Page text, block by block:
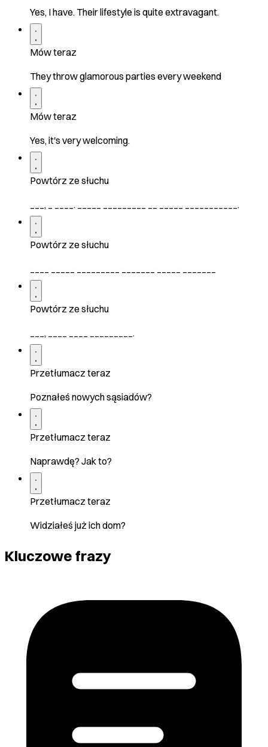
Yes, I have. Their lifestyle is quite extravagant.
Mów teraz
They throw glamorous parties every weekend
Mów teraz
Yes, it's very welcoming.
Powtórz ze słuchu
___, _ ____. _____ _________ __ _____ ___________.
Powtórz ze słuchu
Powtórz ze słuchu
___, ____ ____ _________.
Przetłumacz teraz
Poznałeś nowych sąsiadów?
Przetłumacz teraz
Naprawdę? Jak to?
Przetłumacz teraz
Widziałeś już ich dom?
Kluczowe frazy